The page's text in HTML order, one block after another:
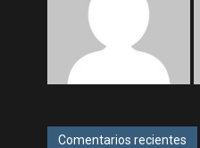
Comentarios recientes